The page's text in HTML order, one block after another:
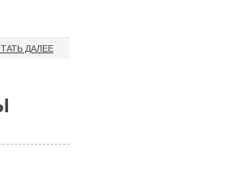
ДАЛЕЕ